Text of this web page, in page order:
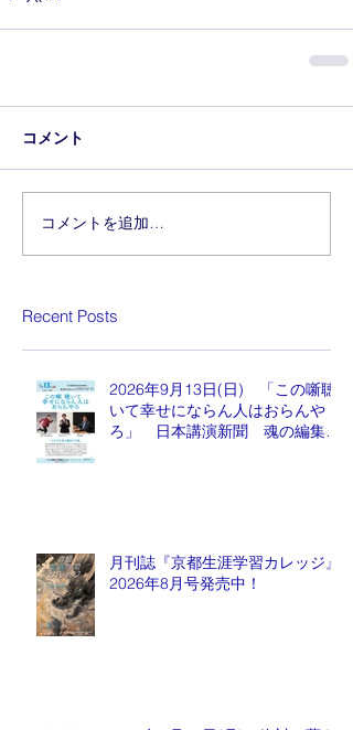
コメント
コメントを追加…
Recent Posts
2026年9月13日(日) 「この噺聴
いて幸せにならん人はおらんや
ろ」 日本講演新聞 魂の編集
月刊誌『京都生涯学習カレッジ』
2026年8月号発売中！